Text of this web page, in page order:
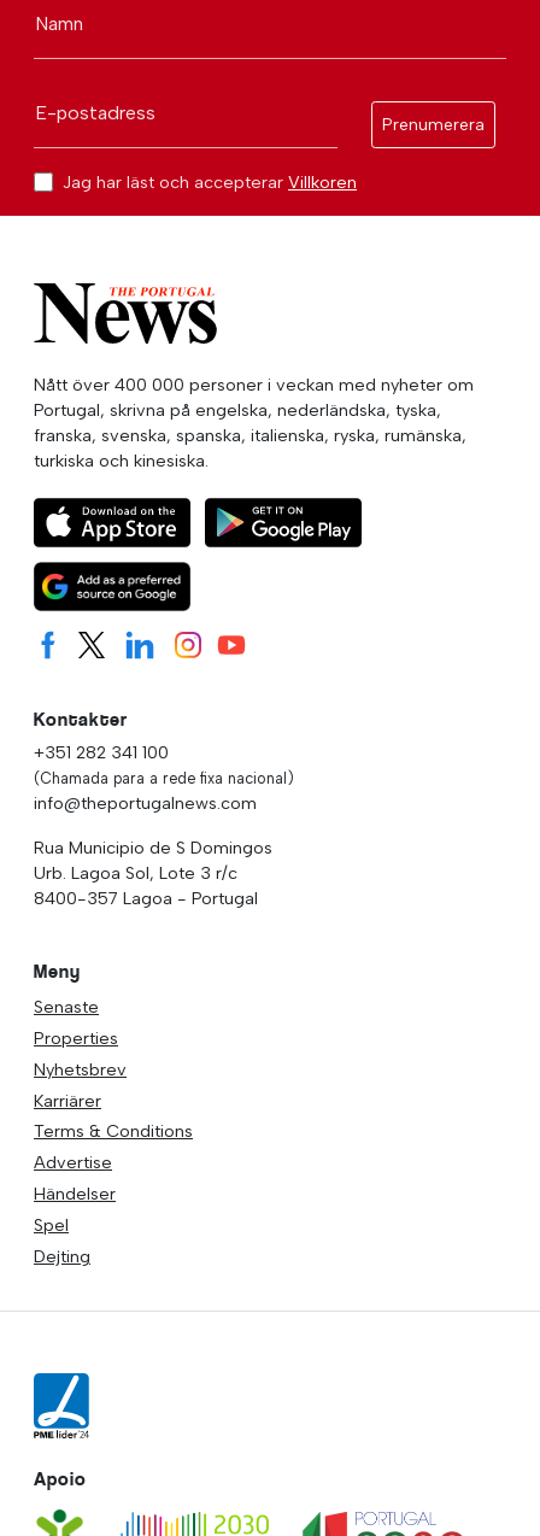
Namn
E-postadress
Prenumerera
Jag har läst och accepterar Villkoren
Nått över 400 000 personer i veckan med nyheter om
Portugal, skrivna på engelska, nederländska, tyska,
franska, svenska, spanska, italienska, ryska, rumänska,
turkiska och kinesiska.
Kontakter
+351 282 341 100
(Chamada para a rede fixa nacional)
info@theportugalnews.com
Rua Municipio de S Domingos
Urb. Lagoa Sol, Lote 3 r/c
8400-357 Lagoa - Portugal
Meny
Senaste
Properties
Nyhetsbrev
Karriärer
Terms & Conditions
Advertise
Händelser
Spel
Dejting
Apoio